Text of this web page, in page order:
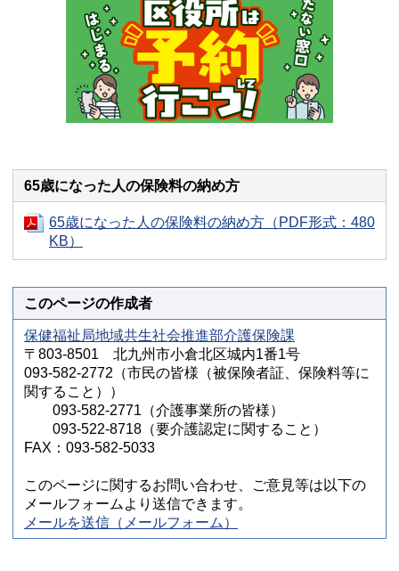
65歳になった人の保険料の納め方
65歳になった人の保険料の納め方（PDF形式：480
KB）
このページの作成者
保健福祉局地域共生社会推進部介護保険課
〒803-8501 北九州市小倉北区城内1番1号
093-582-2772（市民の皆様（被保険者証、保険料等に
関すること））
093-582-2771（介護事業所の皆様）
093-522-8718（要介護認定に関すること）
FAX：093-582-5033
このページに関するお問い合わせ、ご意見等は以下の
メールフォームより送信できます。
メールを送信（メールフォーム）